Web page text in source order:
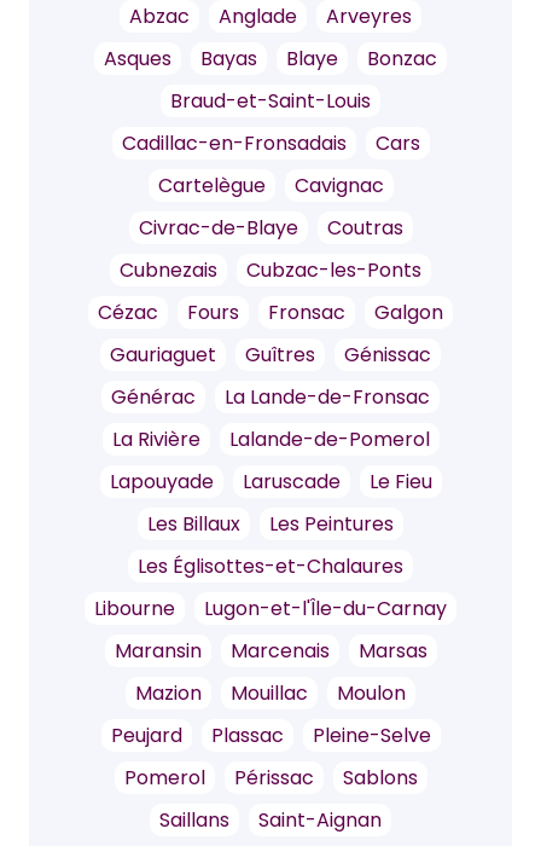
Abzac Anglade
Arveyres
Asques
Bayas Blaye
Bonzac
Braud-et-Saint-Louis
Cadillac-en-Fronsadais
Cars
Cartelègue
Cavignac
Civrac-de-Blaye
Coutras
Cubnezais
Cubzac-les-Ponts
Cézac
Fours Fronsac
Galgon
Gauriaguet
Guîtres
Génissac
Générac
La Lande-de-Fronsac
La Rivière
Lalande-de-Pomerol
Lapouyade
Laruscade
Le Fieu
Les Billaux
Les Peintures
Les Églisottes-et-Chalaures
Libourne
Lugon-et-l'Île-du-Carnay
Maransin
Marcenais
Marsas
Mazion
Mouillac
Moulon
Peujard
Plassac
Pleine-Selve
Pomerol
Périssac
Sablons
Saillans
Saint-Aignan